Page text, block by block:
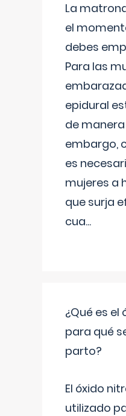
La
el
debes
Para las
epidural
de
embargo,
es
mujeres a
que surja
cua...
¿Qué es el
para qué
parto?
El óxido
utilizado